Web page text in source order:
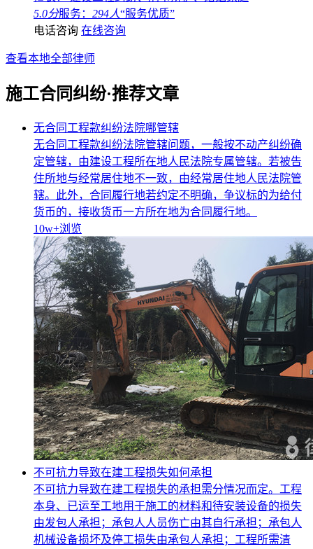
5.0分服务： 294人“服务优质”
电话咨询 在线咨询
查看本地全部律师
施工合同纠纷·推荐文章
无合同工程款纠纷法院哪管辖
无合同工程款纠纷法院管辖问题，一般按不动产纠纷确
定管辖，由建设工程所在地人民法院专属管辖。若被告
住所地与经常居住地不一致，由经常居住地人民法院管
辖。此外，合同履行地若约定不明确，争议标的为给付
货币的，接收货币一方所在地为合同履行地。
10w+浏览
不可抗力导致在建工程损失如何承担
不可抗力导致在建工程损失的承担需分情况而定。工程
本身、已运至工地用于施工的材料和待安装设备的损失
由发包人承担；承包人人员伤亡由其自行承担；承包人
机械设备损坏及停工损失由承包人承担；工程所需清